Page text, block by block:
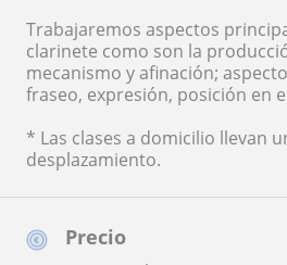
Precio
Trabajaremos aspectos
clarinete como son la
mecanismo y afinación;
fraseo, expresión, posición en
* Las clases a domicilio llevan
desplazamiento.